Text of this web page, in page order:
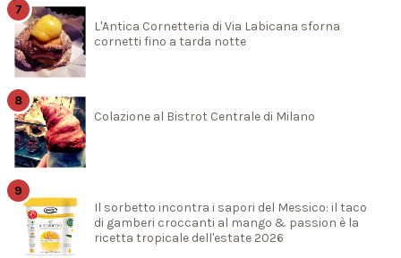
L'Antica Cornetteria di Via Labicana sforna
cornetti fino a tarda notte
Colazione al Bistrot Centrale di Milano
Il sorbetto incontra i sapori del Messico: il taco
di gamberi croccanti al mango & passion è la
ricetta tropicale dell'estate 2026